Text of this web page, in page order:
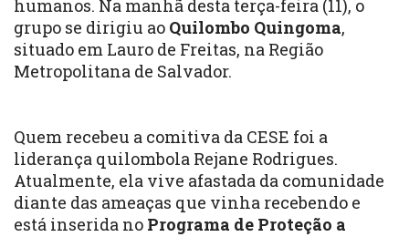
humanos. Na manhã desta terça-feira (11), o
grupo se dirigiu ao Quilombo Quingoma,
situado em Lauro de Freitas, na Região
Metropolitana de Salvador.
Quem recebeu a comitiva da CESE foi a
liderança quilombola Rejane Rodrigues.
Atualmente, ela vive afastada da comunidade
diante das ameaças que vinha recebendo e
está inserida no Programa de Proteção a